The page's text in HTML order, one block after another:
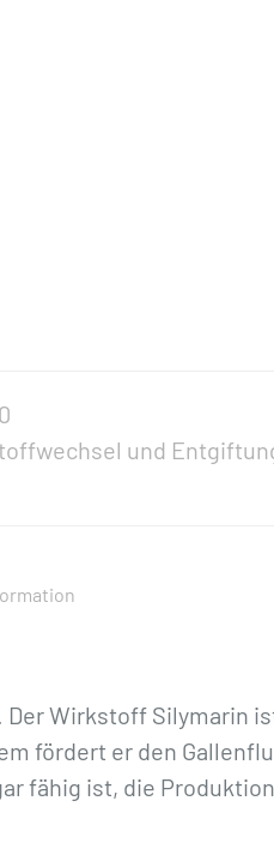
und
Wirkstoff Silymarin
fördert er den
fähig ist, die